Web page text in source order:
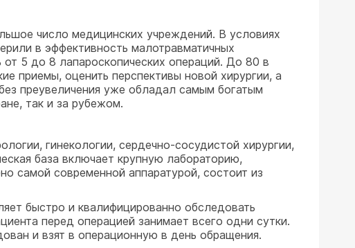
число медицинских учреждений. В условиях
в эффективность малотравматичных
5 до 8 лапароскопических операций. До 80 в
приемы, оценить перспективы новой хирургии, а
преувеличения уже обладал самым богатым
так и за рубежом.
гинекологии, сердечно-сосудистой хирургии,
база включает крупную лабораторию,
самой современной аппаратурой, состоит из
быстро и квалифицированно обследовать
перед операцией занимает всего одни сутки.
и взят в операционную в день обращения.